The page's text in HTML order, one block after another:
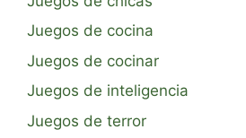
Juegos de cocina
Juegos de cocinar
Juegos de inteligencia
Juegos de terror